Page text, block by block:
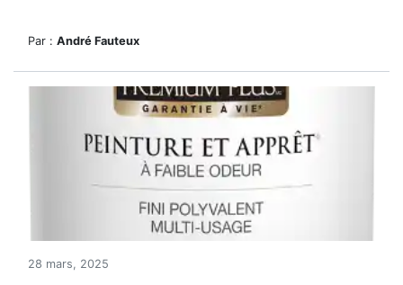
Par : André Fauteux
28 mars, 2025